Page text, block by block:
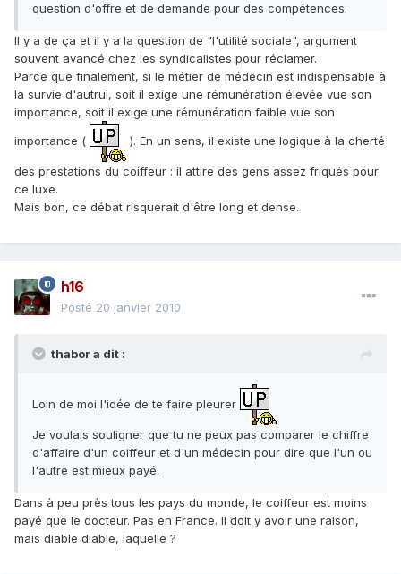
question d'offre et de demande pour des compétences.
Il y a de ça et il y a la question de "l'utilité sociale", argument
souvent avancé chez les syndicalistes pour réclamer.
Parce que finalement, si le métier de médecin est indispensable à
la survie d'autrui, soit il exige une rémunération élevée vue son
importance, soit il exige une rémunération faible vue son
importance (
). En un sens, il existe une logique à la cherté
des prestations du coiffeur : il attire des gens assez friqués pour
ce luxe.
Mais bon, ce débat risquerait d'être long et dense.
h16
Posté 20 janvier 2010
thabor a dit :
Loin de moi l'idée de te faire pleurer
Je voulais souligner que tu ne peux pas comparer le chiffre
d'affaire d'un coiffeur et d'un médecin pour dire que l'un ou
l'autre est mieux payé.
Dans à peu près tous les pays du monde, le coiffeur est moins
payé que le docteur. Pas en France. Il doit y avoir une raison,
mais diable diable, laquelle ?